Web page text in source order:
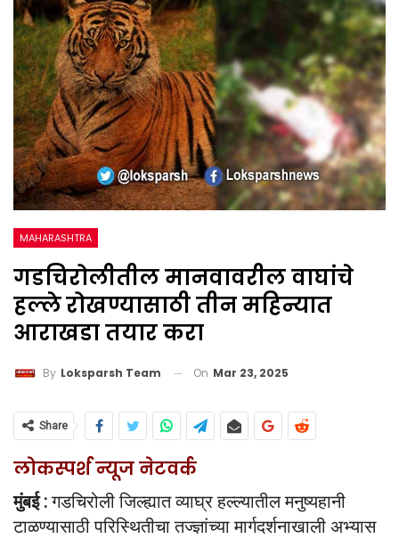
MAHARASHTRA
गडचिरोलीतील मानवावरील वाघांचे
हल्ले रोखण्यासाठी तीन महिन्यात
आराखडा तयार करा
By Loksparsh Team On Mar 23, 2025
Share
लोकस्पर्श न्यूज नेटवर्क
मुंबई :गडचिरोली जिल्ह्यात व्याघ्र हल्ल्यातील मनुष्यहानी
टाळण्यासाठी परिस्थितीचा तज्ज्ञांच्या मार्गदर्शनाखाली अभ्यास